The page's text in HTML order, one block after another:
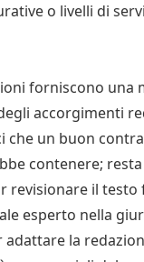
o livelli di
forniscono una
accorgimenti
che un buon
contenere;
revisionare il testo
esperto nella
adattare la